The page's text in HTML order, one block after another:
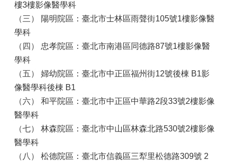
樓3樓影像醫學科
（三）
陽明院區：臺北市士林區雨聲街105號1樓影像醫
學科
（四）
忠孝院區：臺北市南港區同德路87號1樓影像醫
學科
（五）
婦幼院區：臺北市中正區福州街12號後棟 B1影
像醫學科後棟 B1
（六）
和平院區：臺北市中正區中華路2段33號2樓影像
醫學科
（七）
林森院區：臺北市中山區林森北路530號2樓影像
醫學科
（八）
松德院區：臺北市信義區三犁里松德路309號 2